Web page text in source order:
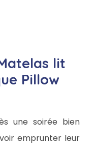
lit
Pillow
une soirée bien
emprunter leur